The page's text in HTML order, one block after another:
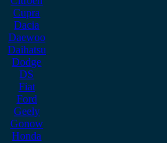
Cupra
Dacia
Daewoo
Daihatsu
Dodge
DS
Fiat
Ford
Geely
Gonow
Honda